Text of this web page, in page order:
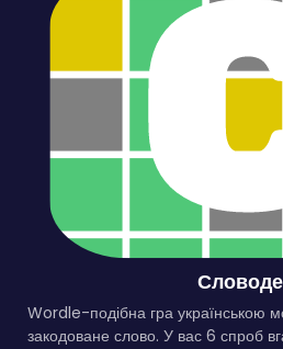
Wordle-подібна гра українською
закодоване слово. У вас 6 спроб